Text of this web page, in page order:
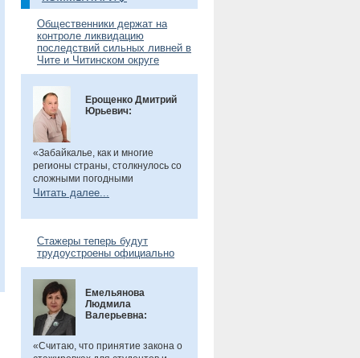
Общественники держат на
контроле ликвидацию
последствий сильных ливней в
Чите и Читинском округе
Ерощенко Дмитрий
Юрьевич:
«Забайкалье, как и многие
регионы страны, столкнулось со
сложными погодными
условиями. Но благодаря ранее
рек во многих местах удалось
Танха и Курчина наблюдается
даже небольшой спад уровня
воды. В частности, в селе Танха
Читинского округа, в котором мы
былив прошлом году, жители
претензий не имеют. Есть
сложности в поселке
Биофабрика. Там подтоплены
приусадебные участки.
Читать далее...
Стажеры теперь будут
трудоустроены официально
Емельянова
Людмила
Валерьевна:
«Считаю, что принятие закона о